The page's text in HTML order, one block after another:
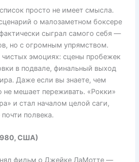
просто не имеет смысла.
о малозаметном боксере
сыграл самого себя —
но с огромным упрямством.
эмоциях: сцены пробежек
в подвале, финальный выход
Даже если вы знаете, чем
не мешает переживать. «Рокки»
и стал началом целой саги,
полвека.
США)
фильм о Джейке ЛаМотте —